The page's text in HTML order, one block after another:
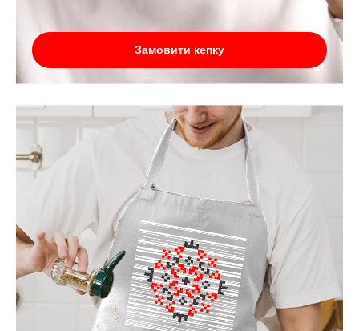
Замовити кепку